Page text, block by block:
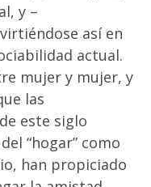
y –
así en
actual.
mujer y mujer, y
las
este siglo
“hogar” como
han propiciado